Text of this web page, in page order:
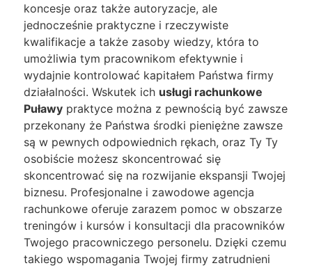
koncesje oraz także autoryzacje, ale
jednocześnie praktyczne i rzeczywiste
kwalifikacje a także zasoby wiedzy, która to
umożliwia tym pracownikom efektywnie i
wydajnie kontrolować kapitałem Państwa firmy
działalności. Wskutek ich usługi rachunkowe
Puławy praktyce można z pewnością być zawsze
przekonany że Państwa środki pieniężne zawsze
są w pewnych odpowiednich rękach, oraz Ty Ty
osobiście możesz skoncentrować się
skoncentrować się na rozwijanie ekspansji Twojej
biznesu. Profesjonalne i zawodowe agencja
rachunkowe oferuje zarazem pomoc w obszarze
treningów i kursów i konsultacji dla pracowników
Twojego pracowniczego personelu. Dzięki czemu
takiego wspomagania Twojej firmy zatrudnieni